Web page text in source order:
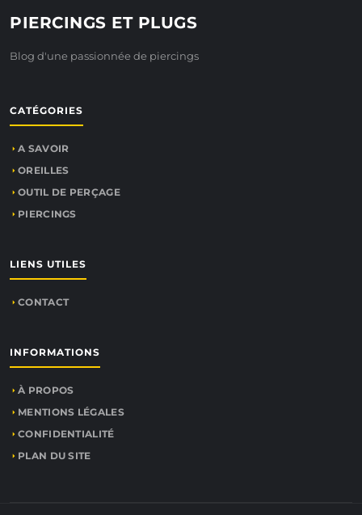
PIERCINGS ET PLUGS
Blog d'une passionnée de piercings
CATÉGORIES
A SAVOIR
OREILLES
OUTIL DE PERÇAGE
PIERCINGS
LIENS UTILES
CONTACT
INFORMATIONS
À PROPOS
MENTIONS LÉGALES
CONFIDENTIALITÉ
PLAN DU SITE